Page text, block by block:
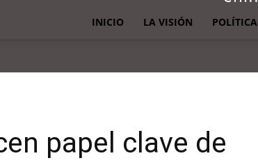
INICIO LA VISIÓN POLÍTICA
papel clave de